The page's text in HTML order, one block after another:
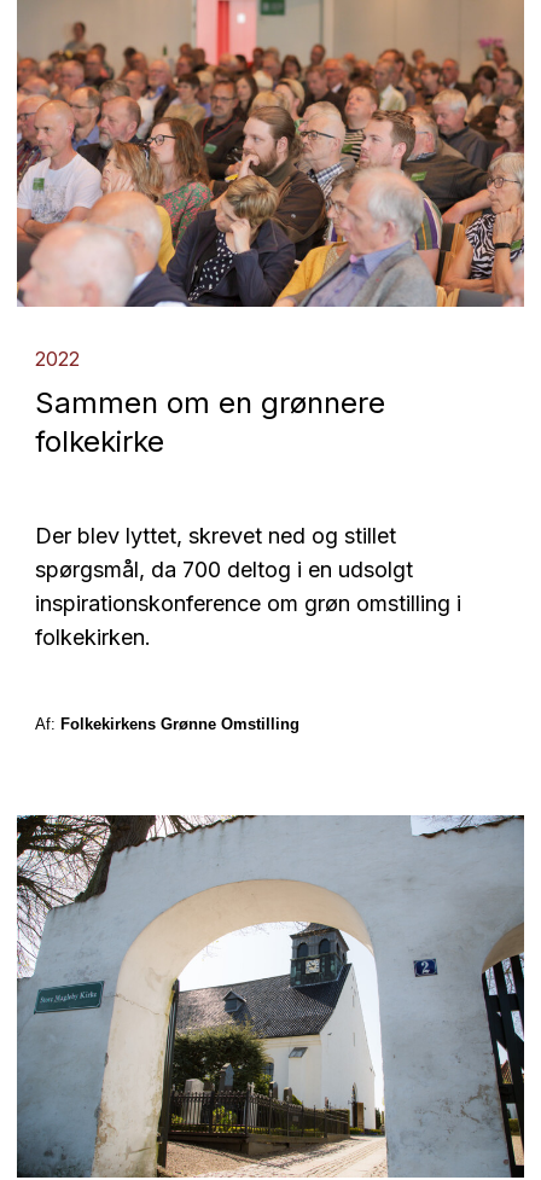
2022
Sammen om en grønnere
folkekirke
Der blev lyttet, skrevet ned og stillet
spørgsmål, da 700 deltog i en udsolgt
inspirationskonference om grøn omstilling i
folkekirken.
Af: Folkekirkens Grønne Omstilling